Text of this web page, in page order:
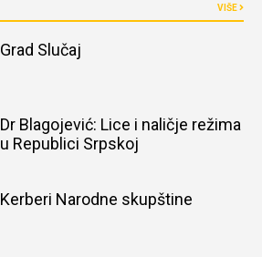
VIŠE
Grad Slučaj
Dr Blagojević: Lice i naličje režima
u Republici Srpskoj
Kerberi Narodne skupštine